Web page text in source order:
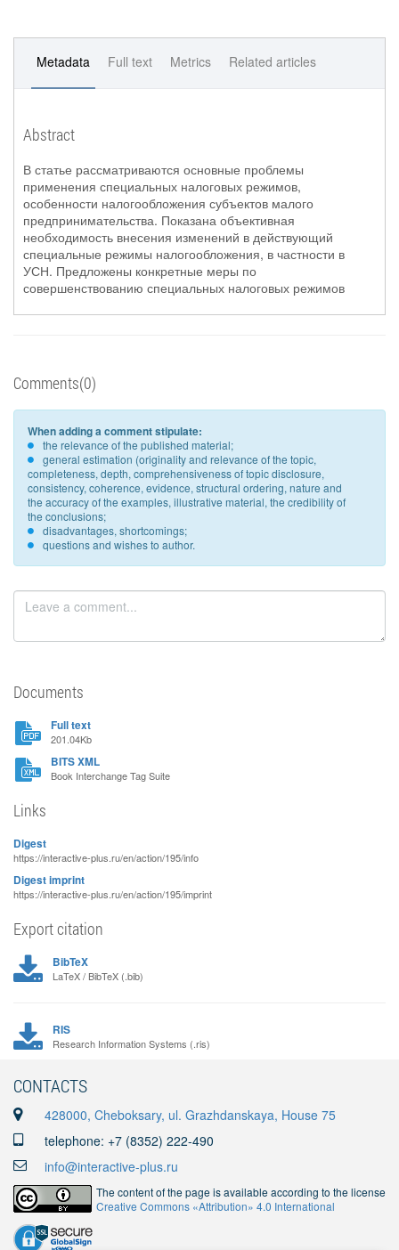
Metadata Full text Metrics Related articles
Abstract
В статье рассматриваются основные проблемы
применения специальных налоговых режимов,
особенности налогообложения субъектов малого
предпринимательства. Показана объективная
необходимость внесения изменений в действующий
специальные режимы налогообложения, в частности в
УСН. Предложены конкретные меры по
совершенствованию специальных налоговых режимов
Comments(0)
When adding a comment stipulate:
the relevance of the published material;
general estimation (originality and relevance of the topic,
completeness, depth, comprehensiveness of topic disclosure,
consistency, coherence, evidence, structural ordering, nature and
the accuracy of the examples, illustrative material, the credibility of
the conclusions;
disadvantages, shortcomings;
questions and wishes to author.
Documents
Full text
201.04Kb
BITS XML
Book Interchange Tag Suite
Links
Digest
https://interactive-plus.ru/en/action/195/info
Digest imprint
https://interactive-plus.ru/en/action/195/imprint
Export citation
BibTeX
LaTeX / BibTeX (.bib)
RIS
Research Information Systems (.ris)
CONTACTS
428000, Cheboksary, ul. Grazhdanskaya, House 75
telephone: +7 (8352) 222-490
info@interactive-plus.ru
The content of the page is available according to the license
Creative Commons «Attribution» 4.0 International